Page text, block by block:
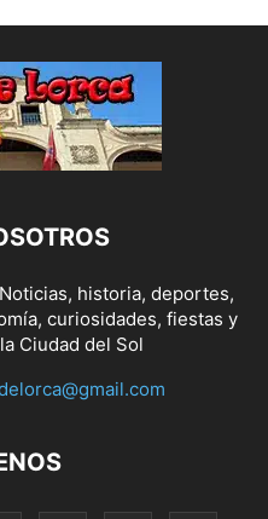
historia, deportes,
curiosidades, fiestas y
Ciudad del Sol